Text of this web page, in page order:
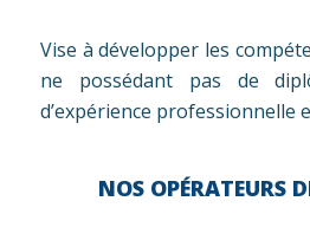
Vise à développer les
ne possédant pas de
d’expérience professionnelle
NOS OPÉRATEURS